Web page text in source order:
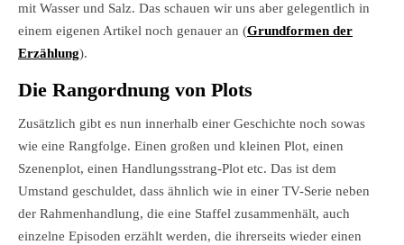
mit Wasser und Salz. Das schauen wir uns aber gelegentlich in
einem eigenen Artikel noch genauer an (Grundformen der
Erzählung).
Die Rangordnung von Plots
Zusätzlich gibt es nun innerhalb einer Geschichte noch sowas
wie eine Rangfolge. Einen großen und kleinen Plot, einen
Szenenplot, einen Handlungsstrang-Plot etc. Das ist dem
Umstand geschuldet, dass ähnlich wie in einer TV-Serie neben
der Rahmenhandlung, die eine Staffel zusammenhält, auch
einzelne Episoden erzählt werden, die ihrerseits wieder einen